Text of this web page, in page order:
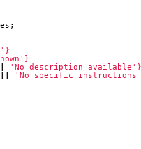
;
}
}
'No description available' }
'No specific instructions